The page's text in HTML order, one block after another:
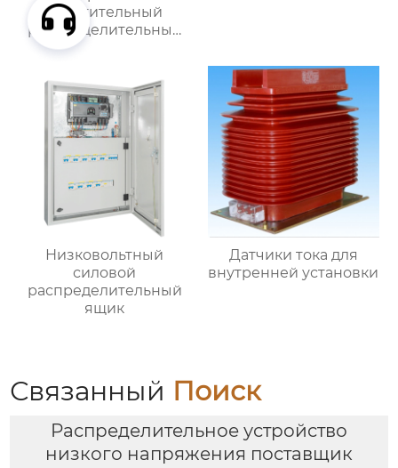
осветительный
распределительный
Низковольтный
силовой
распределительный
ящик
Датчики тока для
внутренней установки
Связанный Поиск
Распределительное устройство
низкого напряжения поставщик